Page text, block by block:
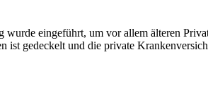
eingeführt, um vor allem älteren
ist gedeckelt und die private